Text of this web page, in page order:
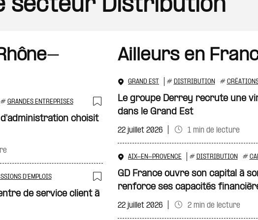
secteur Distribution
# GRANDES ENTREPRISES
Ajouter à ma sélection
d'administration choisit
D'EMPLOIS
Ajouter à ma sélection
de service client à
Ailleurs en
GRAND EST # DISTRIBUTION #
Le groupe Derrey recrute une
dans le Grand Est
22 juillet 2026 1 min de lecture
AIX-EN-PROVENCE # DISTRIBUTION #
GD France ouvre son capital à
renforce ses capacités
22 juillet 2026 2 min de lecture